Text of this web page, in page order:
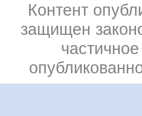
Контент
защищен